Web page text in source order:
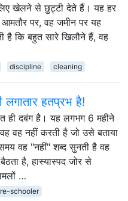
खेलने से छुट्टी देते हैं। यह हर
पर, वह जमीन पर यह
है कि बहुत सारे खिलौने हैं, वह
discipline cleaning
लगातार हतप्रभ है!
ही दबंग है। यह लगभग 6 महीने
वह नहीं करती है जो उसे बताया
वह "नहीं" शब्द सुनती है वह
है, हास्यास्पद जोर से
…
schooler